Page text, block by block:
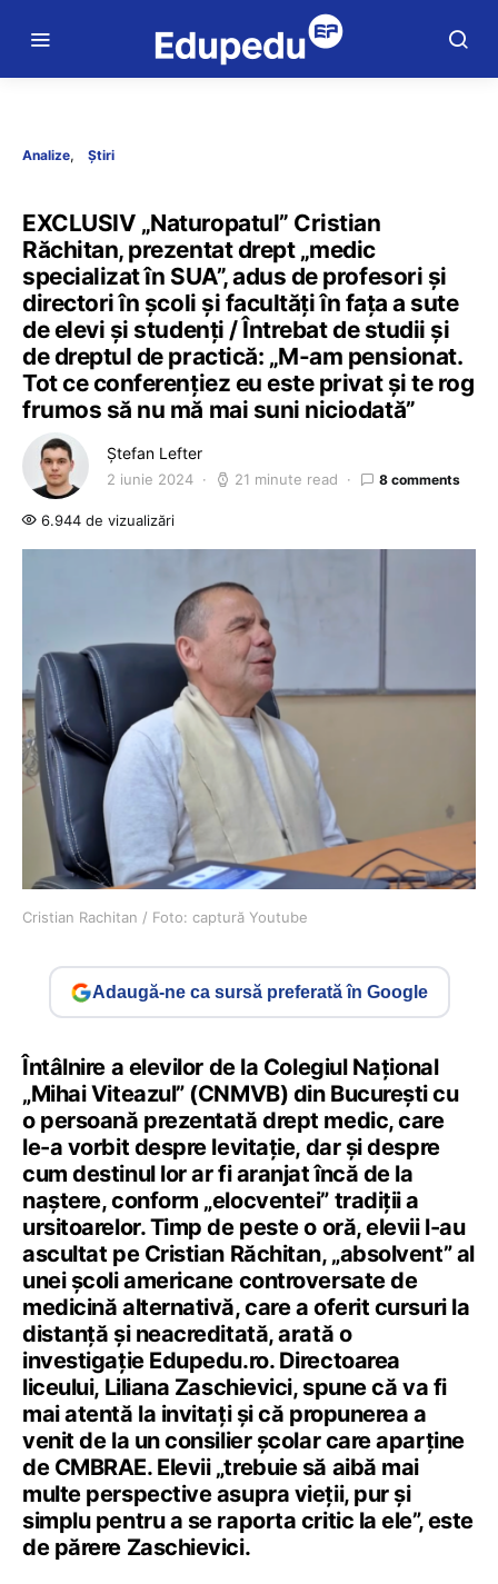
Analize Știri
EXCLUSIV „Naturopatul” Cristian
Răchitan, prezentat drept „medic
specializat în SUA”, adus de profesori și
directori în școli și facultăți în fața a sute
de elevi și studenți / Întrebat de studii și
de dreptul de practică: „M-am pensionat.
Tot ce conferențiez eu este privat și te rog
frumos să nu mă mai suni niciodată”
Ștefan Lefter
2 iunie 2024 21 minute read 8 comments
6.944 de vizualizări
Cristian Rachitan / Foto: captură Youtube
Adaugă-ne ca sursă preferată în Google
Întâlnire a elevilor de la Colegiul Național
„Mihai Viteazul” (CNMVB) din București cu
o persoană prezentată drept medic, care
le-a vorbit despre levitație, dar și despre
cum destinul lor ar fi aranjat încă de la
naștere, conform „elocventei” tradiții a
ursitoarelor. Timp de peste o oră, elevii l-au
ascultat pe Cristian Răchitan, „absolvent” al
unei școli americane controversate de
medicină alternativă, care a oferit cursuri la
distanță și neacreditată, arată o
investigație Edupedu.ro. Directoarea
liceului, Liliana Zaschievici, spune că va fi
mai atentă la invitați și că propunerea a
venit de la un consilier școlar care aparține
de CMBRAE. Elevii „trebuie să aibă mai
multe perspective asupra vieții, pur și
simplu pentru a se raporta critic la ele”, este
de părere Zaschievici.